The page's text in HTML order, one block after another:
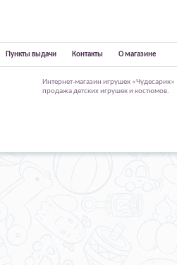
Пункты выдачи Контакты О магазине
Интернет-магазин игрушек
продажа детских игрушек и костюмов.